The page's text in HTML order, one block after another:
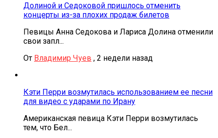
Долиной и Седоковой пришлось отменить
концерты из-за плохих продаж билетов
Певицы Анна Седокова и Лариса Долина отменили
свои запл...
От Владимир Чуев , 2 недели назад
Кэти Перри возмутилась использованием ее песни
для видео с ударами по Ирану
Американская певица Кэти Перри возмутилась
тем, что Бел...